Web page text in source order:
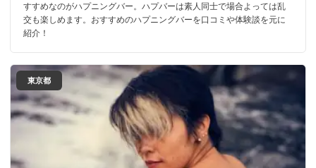
すすめなのがハプニングバー。ハプバーは素人同士で場合よっては乱
交も楽しめます。おすすめのハプニングバーを口コミや体験談を元に
紹介！
東京都